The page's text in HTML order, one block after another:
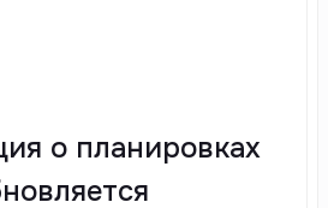
о планировках